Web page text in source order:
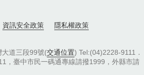
資訊安全政策 隱私權政策
道三段99號(交通位置) Tel:(04)2228-9111．
，臺中市民一碼通專線請撥1999，外縣市請